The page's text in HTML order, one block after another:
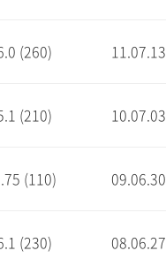
(260) 11.07.13
(210) 10.07.03
(110) 09.06.30
(230) 08.06.27